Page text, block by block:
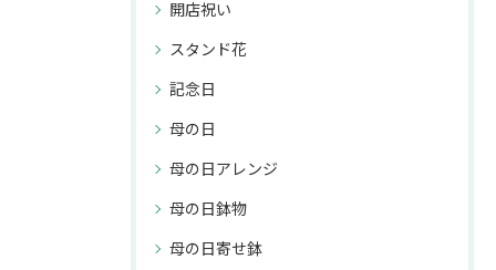
開店祝い
スタンド花
記念日
母の日
母の日アレンジ
母の日鉢物
母の日寄せ鉢